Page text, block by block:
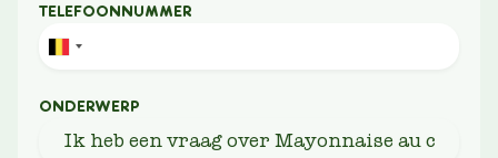
TELEFOONNUMMER
ONDERWERP